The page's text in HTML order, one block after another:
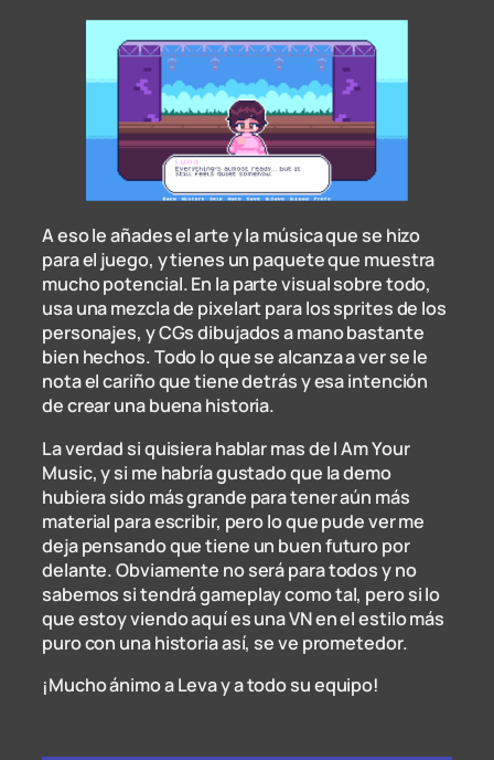
A eso le añades el arte y la música que se hizo
para el juego, y tienes un paquete que muestra
mucho potencial. En la parte visual sobre todo,
usa una mezcla de pixelart para los sprites de los
personajes, y CGs dibujados a mano bastante
bien hechos. Todo lo que se alcanza a ver se le
nota el cariño que tiene detrás y esa intención
de crear una buena historia.
La verdad si quisiera hablar mas de I Am Your
Music, y si me habría gustado que la demo
hubiera sido más grande para tener aún más
material para escribir, pero lo que pude ver me
deja pensando que tiene un buen futuro por
delante. Obviamente no será para todos y no
sabemos si tendrá gameplay como tal, pero si lo
que estoy viendo aquí es una VN en el estilo más
puro con una historia así, se ve prometedor.
¡Mucho ánimo a Leva y a todo su equipo!